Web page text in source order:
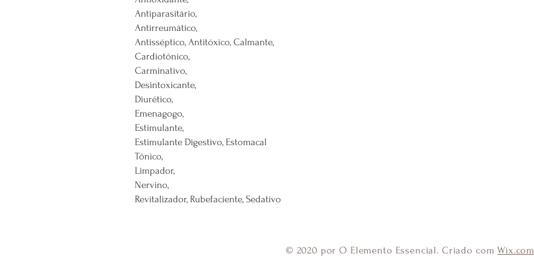
Antiparasitário,
Antirreumático,
Antisséptico, Antitóxico, Calmante,
Cardiotônico,
Carminativo,
Desintoxicante,
Diurético,
Emenagogo,
Estimulante,
Estimulante Digestivo, Estomacal
Tônico,
Limpador,
Nervino,
Revitalizador, Rubefaciente, Sedativo
© 2020 por O Elemento Essencial. Criado comWix.com